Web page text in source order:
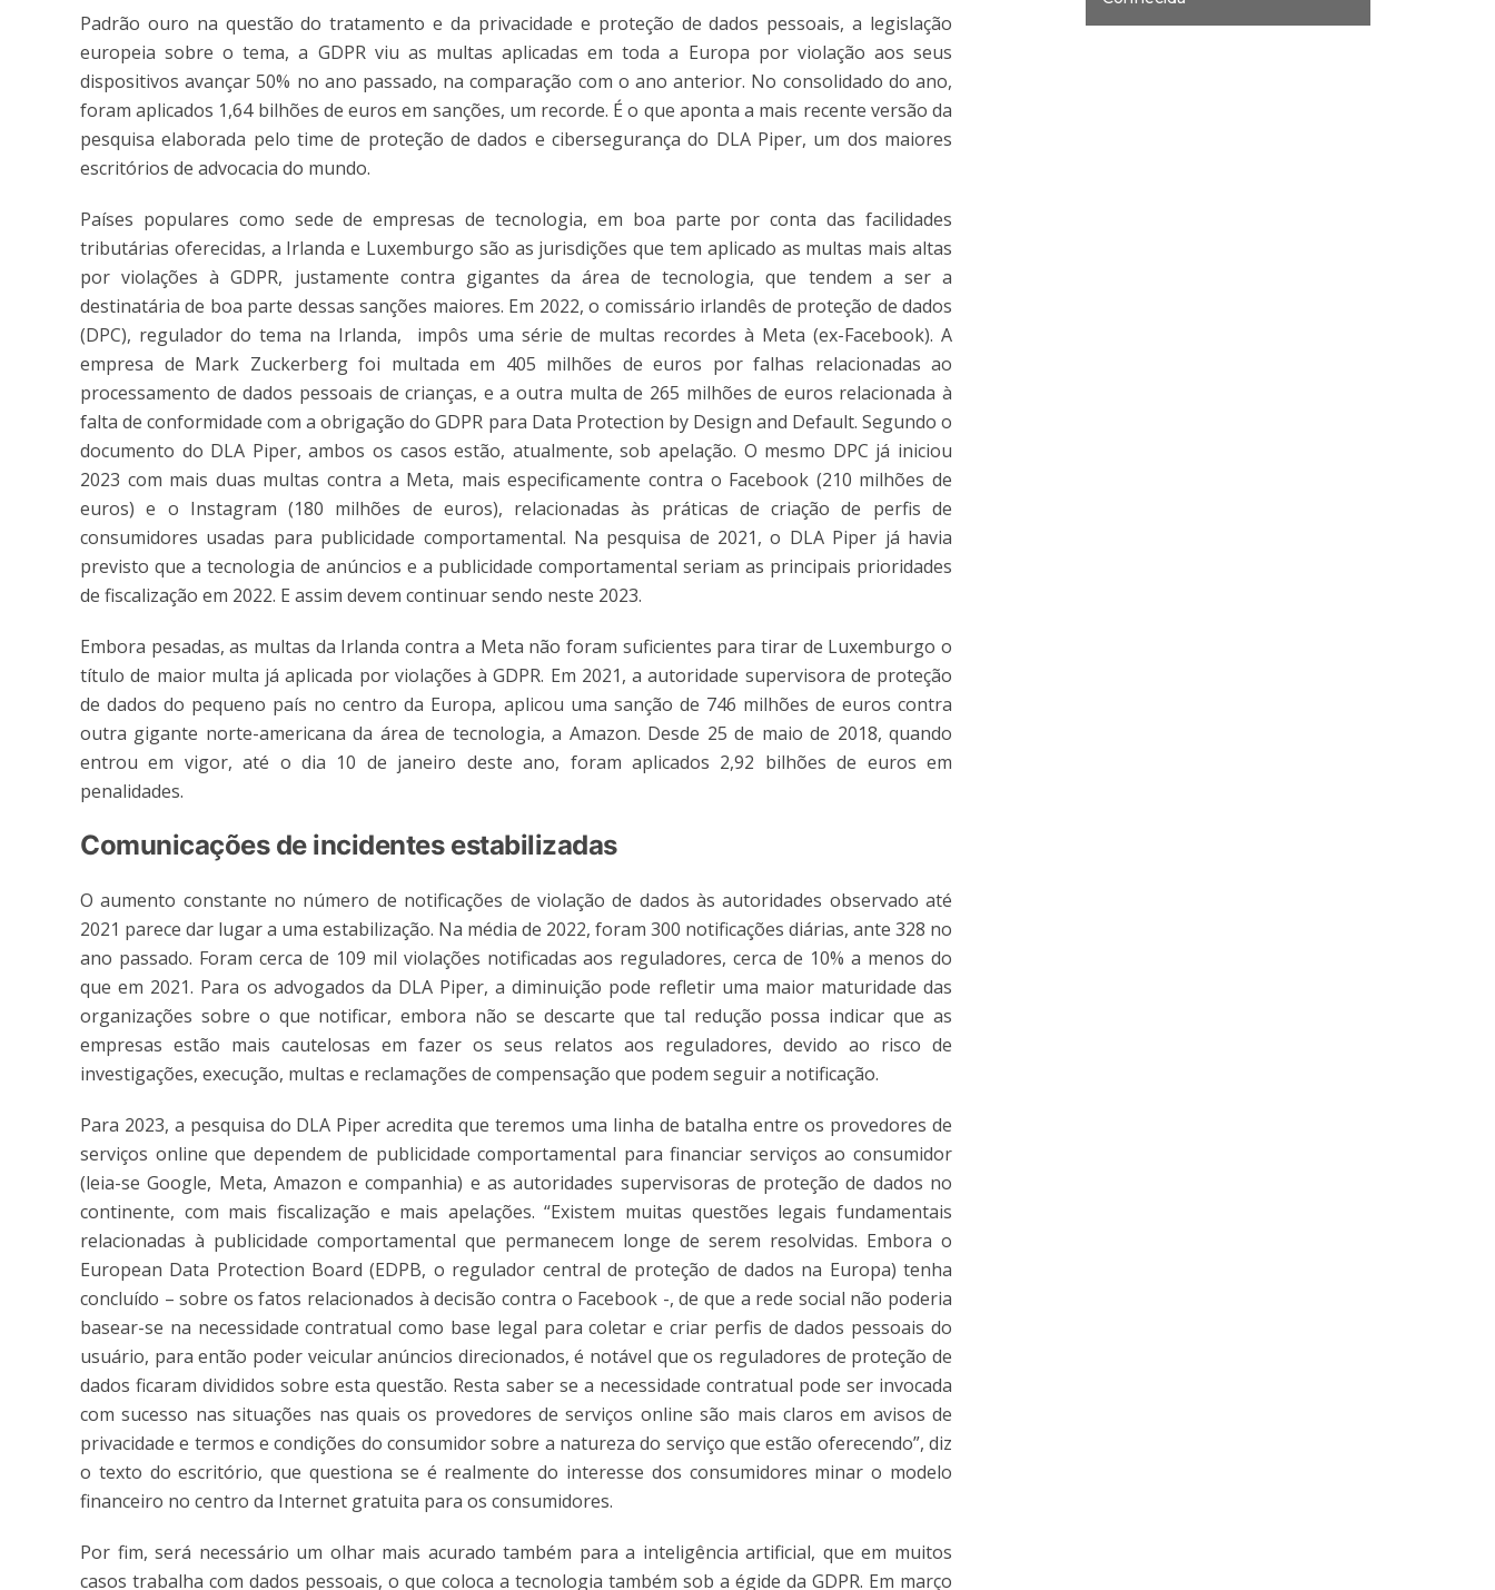
Padrão ouro na questão do tratamento e da privacidade e proteção de dados pessoais, a legislação
europeia sobre o tema, a GDPR viu as multas aplicadas em toda a Europa por violação aos seus
dispositivos avançar 50% no ano passado, na comparação com o ano anterior. No consolidado do ano,
foram aplicados 1,64 bilhões de euros em sanções, um recorde. É o que aponta a mais recente versão da
pesquisa elaborada pelo time de proteção de dados e cibersegurança do DLA Piper, um dos maiores
escritórios de advocacia do mundo.
Países populares como sede de empresas de tecnologia, em boa parte por conta das facilidades
tributárias oferecidas, a Irlanda e Luxemburgo são as jurisdições que tem aplicado as multas mais altas
por violações à GDPR, justamente contra gigantes da área de tecnologia, que tendem a ser a
destinatária de boa parte dessas sanções maiores. Em 2022, o comissário irlandês de proteção de dados
(DPC), regulador do tema na Irlanda, impôs uma série de multas recordes à Meta (ex-Facebook). A
empresa de Mark Zuckerberg foi multada em 405 milhões de euros por falhas relacionadas ao
processamento de dados pessoais de crianças, e a outra multa de 265 milhões de euros relacionada à
falta de conformidade com a obrigação do GDPR para Data Protection by Design and Default. Segundo o
documento do DLA Piper, ambos os casos estão, atualmente, sob apelação. O mesmo DPC já iniciou
2023 com mais duas multas contra a Meta, mais especificamente contra o Facebook (210 milhões de
euros) e o Instagram (180 milhões de euros), relacionadas às práticas de criação de perfis de
consumidores usadas para publicidade comportamental. Na pesquisa de 2021, o DLA Piper já havia
previsto que a tecnologia de anúncios e a publicidade comportamental seriam as principais prioridades
de fiscalização em 2022. E assim devem continuar sendo neste 2023.
Embora pesadas, as multas da Irlanda contra a Meta não foram suficientes para tirar de Luxemburgo o
título de maior multa já aplicada por violações à GDPR. Em 2021, a autoridade supervisora de proteção
de dados do pequeno país no centro da Europa, aplicou uma sanção de 746 milhões de euros contra
outra gigante norte-americana da área de tecnologia, a Amazon. Desde 25 de maio de 2018, quando
entrou em vigor, até o dia 10 de janeiro deste ano, foram aplicados 2,92 bilhões de euros em
penalidades.
Comunicações de incidentes estabilizadas
O aumento constante no número de notificações de violação de dados às autoridades observado até
2021 parece dar lugar a uma estabilização. Na média de 2022, foram 300 notificações diárias, ante 328 no
ano passado. Foram cerca de 109 mil violações notificadas aos reguladores, cerca de 10% a menos do
que em 2021. Para os advogados da DLA Piper, a diminuição pode refletir uma maior maturidade das
organizações sobre o que notificar, embora não se descarte que tal redução possa indicar que as
empresas estão mais cautelosas em fazer os seus relatos aos reguladores, devido ao risco de
investigações, execução, multas e reclamações de compensação que podem seguir a notificação.
Para 2023, a pesquisa do DLA Piper acredita que teremos uma linha de batalha entre os provedores de
serviços online que dependem de publicidade comportamental para financiar serviços ao consumidor
(leia-se Google, Meta, Amazon e companhia) e as autoridades supervisoras de proteção de dados no
continente, com mais fiscalização e mais apelações. “Existem muitas questões legais fundamentais
relacionadas à publicidade comportamental que permanecem longe de serem resolvidas. Embora o
European Data Protection Board (EDPB, o regulador central de proteção de dados na Europa) tenha
concluído – sobre os fatos relacionados à decisão contra o Facebook -, de que a rede social não poderia
basear-se na necessidade contratual como base legal para coletar e criar perfis de dados pessoais do
usuário, para então poder veicular anúncios direcionados, é notável que os reguladores de proteção de
dados ficaram divididos sobre esta questão. Resta saber se a necessidade contratual pode ser invocada
com sucesso nas situações nas quais os provedores de serviços online são mais claros em avisos de
privacidade e termos e condições do consumidor sobre a natureza do serviço que estão oferecendo”, diz
o texto do escritório, que questiona se é realmente do interesse dos consumidores minar o modelo
financeiro no centro da Internet gratuita para os consumidores.
Por fim, será necessário um olhar mais acurado também para a inteligência artificial, que em muitos
casos trabalha com dados pessoais, o que coloca a tecnologia também sob a égide da GDPR. Em março